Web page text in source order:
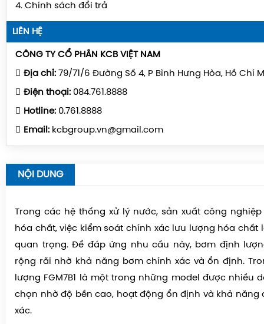
4. Chính sách đổi trả
LIÊN HỆ
CÔNG TY CỔ PHẦN KCB VIỆT NAM
Địa chỉ: 79/71/6 Đường Số 4, P Bình Hưng Hòa, Hồ Chí
Điện thoại: 084.761.8888
Hotline: 0.761.8888
Email: kcbgroup.vn@gmail.com
NỘI DUNG
Trong các hệ thống xử lý nước, sản xuất công
hóa chất, việc kiểm soát chính xác lưu lượng hóa chất
quan trọng. Để đáp ứng nhu cầu này, bơm định
rộng rãi nhờ khả năng bơm chính xác và ổn định.
lượng FGM7B1
là một trong những model được nhiều
chọn nhờ độ bền cao, hoạt động ổn định và khả năng
xác.